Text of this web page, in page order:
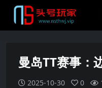
曼岛TT赛事
2025-10-30 0